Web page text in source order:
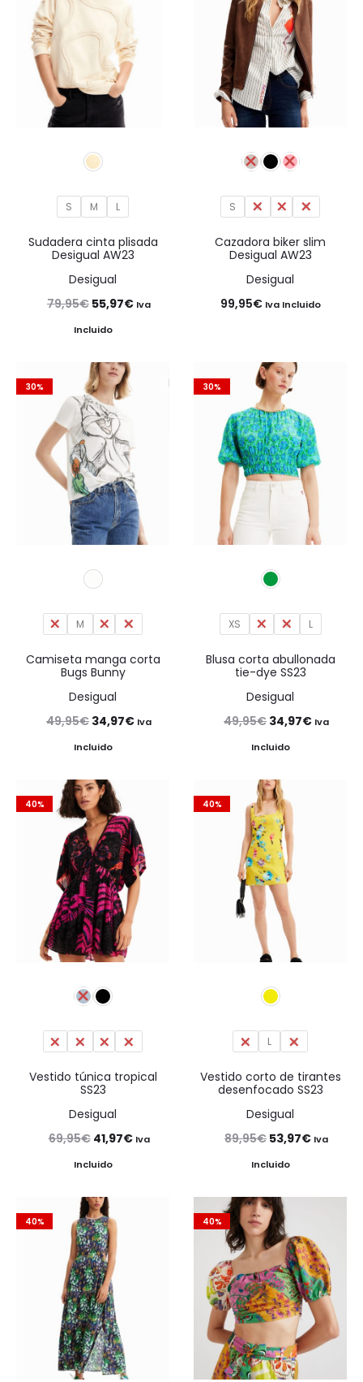
S M L
Sudadera cinta plisada
Desigual AW23
Desigual
79,95€ El
precio
era:
79,95€.
55,97€ElIva
Incluido
S M L XL
Cazadora biker slim
Desigual AW23
Desigual
99,95€ Iva Incluido
30%
S M L XL
Camiseta manga corta
Bugs Bunny
Desigual
49,95€ El
precio
era:
49,95€.
34,97€El
34,97€.
Iva
Incluido
30%
XS S M L
Blusa corta abullonada
tie-dye SS23
Desigual
49,95€ El
precio
era:
49,95€.
34,97€ElIva
Incluido
40%
S M L XL
Vestido túnica tropical
SS23
Desigual
69,95€ El
precio
era:
69,95€.
41,97€ElIva
Incluido
40%
M L XL
Vestido corto de tirantes
desenfocado SS23
Desigual
89,95€ El
precio
era:
89,95€.
53,97€El
53,97€.
Iva
Incluido
40% 40%